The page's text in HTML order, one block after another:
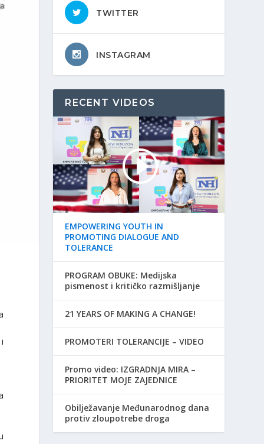
TWITTER
INSTAGRAM
RECENT VIDEOS
EMPOWERING YOUTH IN
PROMOTING DIALOGUE AND
TOLERANCE
PROGRAM OBUKE: Medijska
pismenost i kritičko razmišljanje
21 YEARS OF MAKING A CHANGE!
PROMOTERI TOLERANCIJE – VIDEO
Promo video: IZGRADNJA MIRA –
PRIORITET MOJE ZAJEDNICE
Obilježavanje Međunarodnog dana
protiv zloupotrebe droga